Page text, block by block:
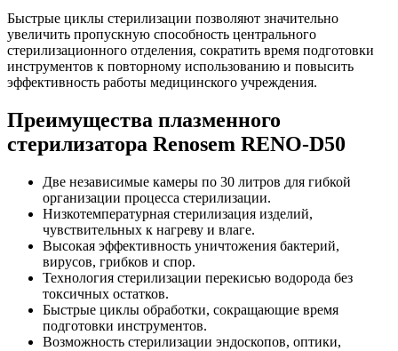
Быстрые циклы стерилизации позволяют значительно
увеличить пропускную способность центрального
стерилизационного отделения, сократить время подготовки
инструментов к повторному использованию и повысить
эффективность работы медицинского учреждения.
Преимущества плазменного
стерилизатора Renosem RENO-D50
Две независимые камеры по 30 литров для гибкой
организации процесса стерилизации.
Низкотемпературная стерилизация изделий,
чувствительных к нагреву и влаге.
Высокая эффективность уничтожения бактерий,
вирусов, грибков и спор.
Технология стерилизации перекисью водорода без
токсичных остатков.
Быстрые циклы обработки, сокращающие время
подготовки инструментов.
Возможность стерилизации эндоскопов, оптики,